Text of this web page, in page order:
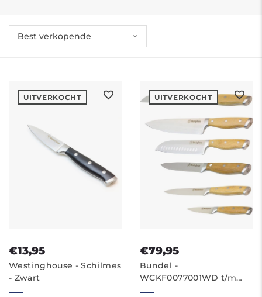
€13,95
Westinghouse - Schilmes
- Zwart
UITVERKOCHT
€79,95
Bundel -
WCKF0077001WD t/m
WCKF0077006WD
UITVERKOCHT